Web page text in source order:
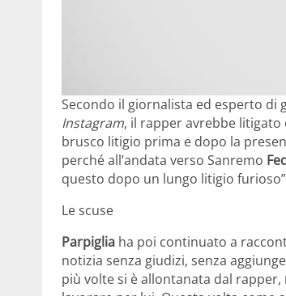
Secondo il giornalista ed esperto di
Instagram, il rapper avrebbe litigato
brusco litigio prima e dopo la
perché all’andata verso Sanremo
questo dopo un lungo litigio
Le scuse
Parpiglia ha poi continuato a
notizia senza giudizi, senza
più volte si è allontanata dal rapper,